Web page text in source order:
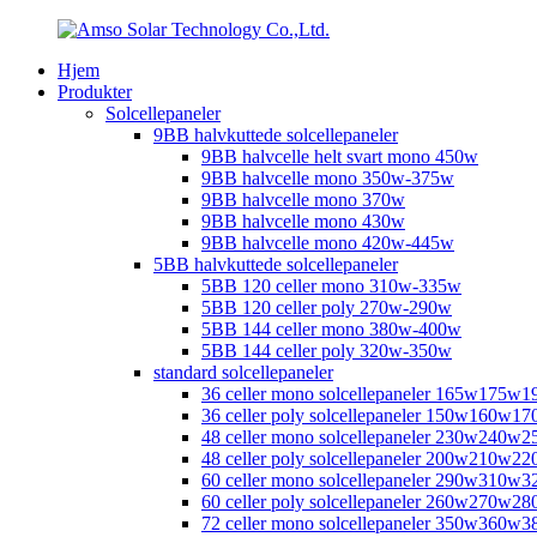
Hjem
Produkter
Solcellepaneler
9BB halvkuttede solcellepaneler
9BB halvcelle helt svart mono 450w
9BB halvcelle mono 350w-375w
9BB halvcelle mono 370w
9BB halvcelle mono 430w
9BB halvcelle mono 420w-445w
5BB halvkuttede solcellepaneler
5BB 120 celler mono 310w-335w
5BB 120 celler poly 270w-290w
5BB 144 celler mono 380w-400w
5BB 144 celler poly 320w-350w
standard solcellepaneler
36 celler mono solcellepaneler
36 celler poly solcellepaneler
48 celler mono solcellepaneler
48 celler poly solcellepaneler
60 celler mono solcellepaneler
60 celler poly solcellepaneler
72 celler mono solcellepaneler